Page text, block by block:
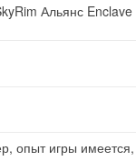
Альянс Enclave
опыт игры